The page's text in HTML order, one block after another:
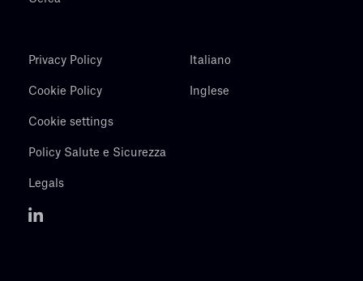
Privacy Policy
Cookie Policy
Cookie settings
Policy Salute e Sicurezza
Legals
Italiano
Inglese